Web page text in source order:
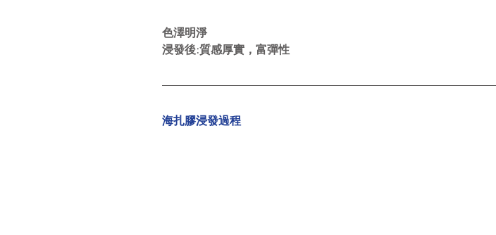
色澤明淨
浸發後:質感厚實，富彈性
海扎膠浸發過程